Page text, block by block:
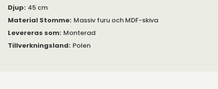
I samma serie finns bland annat byråer, garderober, stolar och
matbord som hittas under egen produkt.
Djup: 45 cm
Material Stomme: Massiv furu och MDF-skiva
Levereras som: Monterad
Tillverkningsland: Polen